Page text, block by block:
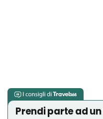
Prendi parte ad